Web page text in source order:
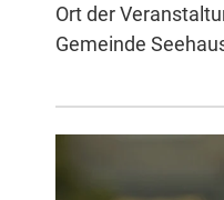
Ort der
Gemeinde